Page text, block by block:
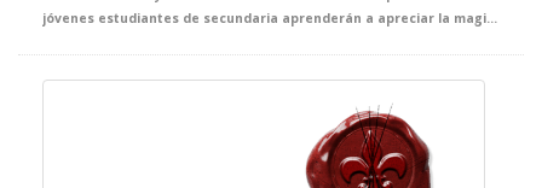
jóvenes estudiantes de secundaria aprenderán a apreciar la magia de los momentos que verdaderamente importan a través de las más disparatadas y divertidas situaciones.